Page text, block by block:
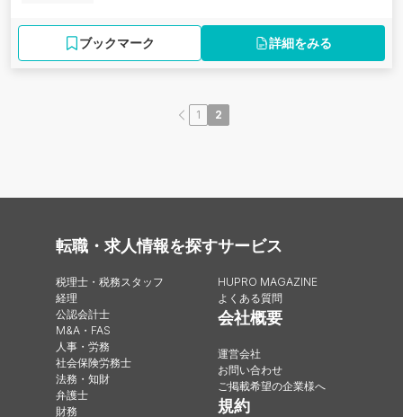
ブックマーク 詳細をみる
1 2
転職・求人情報を探す
税理士・税務スタッフ
経理
公認会計士
M&A・FAS
人事・労務
社会保険労務士
法務・知財
弁護士
財務
サービス
HUPRO MAGAZINE
よくある質問
会社概要
運営会社
お問い合わせ
ご掲載希望の企業様へ
規約